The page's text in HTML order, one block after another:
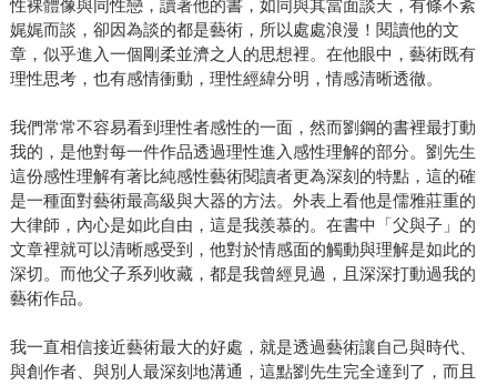
性裸體像與同性戀，讀著他的書，如同與其當面談天，有條不紊
娓娓而談，卻因為談的都是藝術，所以處處浪漫！閱讀他的文
章，似乎進入一個剛柔並濟之人的思想裡。在他眼中，藝術既有
理性思考，也有感情衝動，理性經緯分明，情感清晰透徹。
我們常常不容易看到理性者感性的一面，然而劉鋼的書裡最打動
我的，是他對每一件作品透過理性進入感性理解的部分。劉先生
這份感性理解有著比純感性藝術閱讀者更為深刻的特點，這的確
是一種面對藝術最高級與大器的方法。外表上看他是儒雅莊重的
大律師，內心是如此自由，這是我羨慕的。在書中「父與子」的
文章裡就可以清晰感受到，他對於情感面的觸動與理解是如此的
深切。而他父子系列收藏，都是我曾經見過，且深深打動過我的
藝術作品。
我一直相信接近藝術最大的好處，就是透過藝術讓自己與時代、
與創作者、與別人最深刻地溝通，這點劉先生完全達到了，而且